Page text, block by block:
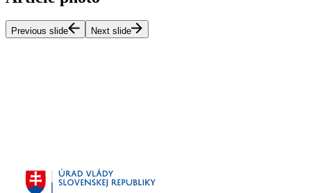
Previous slide Next slide